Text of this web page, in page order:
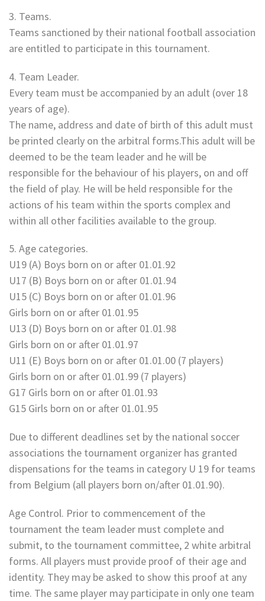
3. Teams.
Teams sanctioned by their national football association
are entitled to participate in this tournament.
4. Team Leader.
Every team must be accompanied by an adult (over 18
years of age).
The name, address and date of birth of this adult must
be printed clearly on the arbitral forms.This adult will be
deemed to be the team leader and he will be
responsible for the behaviour of his players, on and off
the field of play. He will be held responsible for the
actions of his team within the sports complex and
within all other facilities available to the group.
5. Age categories.
U19 (A) Boys born on or after 01.01.92
U17 (B) Boys born on or after 01.01.94
U15 (C) Boys born on or after 01.01.96
Girls born on or after 01.01.95
U13 (D) Boys born on or after 01.01.98
Girls born on or after 01.01.97
U11 (E) Boys born on or after 01.01.00 (7 players)
Girls born on or after 01.01.99 (7 players)
G17 Girls born on or after 01.01.93
G15 Girls born on or after 01.01.95
Due to different deadlines set by the national soccer
associations the tournament organizer has granted
dispensations for the teams in category U 19 for teams
from Belgium (all players born on/after 01.01.90).
Age Control. Prior to commencement of the
tournament the team leader must complete and
submit, to the tournament committee, 2 white arbitral
forms. All players must provide proof of their age and
identity. They may be asked to show this proof at any
time. The same player may participate in only one team